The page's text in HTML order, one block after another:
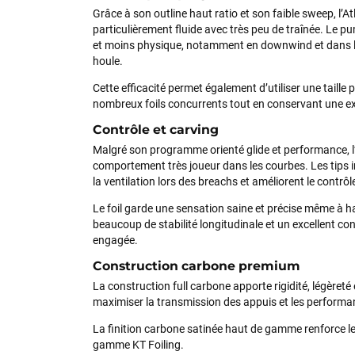
Grâce à son outline haut ratio et son faible sweep,
particulièrement fluide avec très peu de traînée. Le
et moins physique, notamment en downwind et dans
houle.
Cette efficacité permet également d’utiliser une taille
nombreux foils concurrents tout en conservant une
Contrôle et carving
Malgré son programme orienté glide et performance,
comportement très joueur dans les courbes. Les tips
la ventilation lors des breachs et améliorent le
Le foil garde une sensation saine et précise même à
beaucoup de stabilité longitudinale et un excellent
engagée.
Construction carbone premium
La construction full carbone apporte rigidité, légèreté
maximiser la transmission des appuis et les
La finition carbone satinée haut de gamme renforce
gamme KT Foiling.